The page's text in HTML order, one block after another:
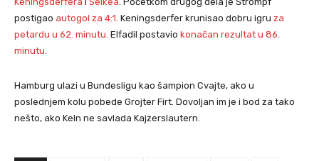
postigao autogol za 4:1. Keningsderfer krunisao dobru igru za
petardu u 62. minutu. Elfadil postavio konačan rezultat u 86.
minutu.
Hamburg ulazi u Bundesligu kao šampion Cvajte, ako u
poslednjem kolu pobede Grojter Firt. Dovoljan im je i bod za tako
nešto, ako Keln ne savlada Kajzerslautern.